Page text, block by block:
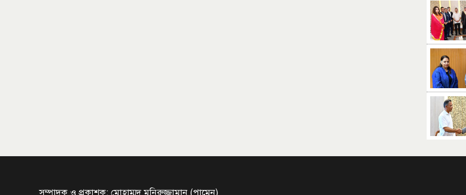
সম্পাদক ও প্রকাশক: মোহাম্মদ মনিরুজ্জামান (পামেন)